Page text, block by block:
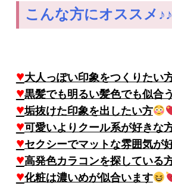
こんな方にオススメ♪♪
♥大人っぽい印象をつくりたい
♥黒髪でも明るい髪色でも似合
♥垢抜けた印象を出したい方
♥可愛いよりクール系が好きな
♥セクシーでマットな雰囲気が
♥高発色カラコンを探している
♥化粧は濃いめが似合います